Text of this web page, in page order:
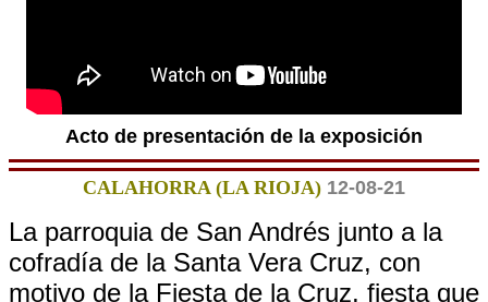
Acto de presentación de la exposición
CALAHORRA (LA RIOJA) 12-08-21
La parroquia de San Andrés junto a la
cofradía de la Santa Vera Cruz, con
motivo de la Fiesta de la Cruz, fiesta que